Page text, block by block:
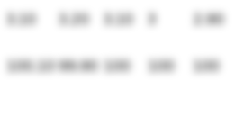
3.10 3.20 3.10 2.90
100.10 99.90 100 100 100